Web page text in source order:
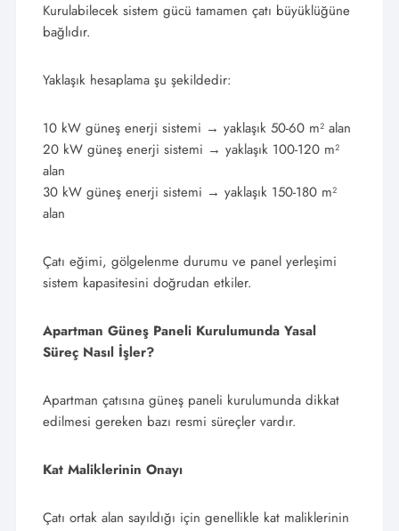
Kurulabilecek sistem gücü tamamen çatı büyüklüğüne
bağlıdır.
Yaklaşık hesaplama şu şekildedir:
10 kW güneş enerji sistemi → yaklaşık 50-60 m² alan
20 kW güneş enerji sistemi → yaklaşık 100-120 m²
alan
30 kW güneş enerji sistemi → yaklaşık 150-180 m²
alan
Çatı eğimi, gölgelenme durumu ve panel yerleşimi
sistem kapasitesini doğrudan etkiler.
Apartman Güneş Paneli Kurulumunda Yasal
Süreç Nasıl İşler?
Apartman çatısına güneş paneli kurulumunda dikkat
edilmesi gereken bazı resmi süreçler vardır.
Kat Maliklerinin Onayı
Çatı ortak alan sayıldığı için genellikle kat maliklerinin